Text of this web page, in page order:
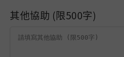
其他協助 (限500字)